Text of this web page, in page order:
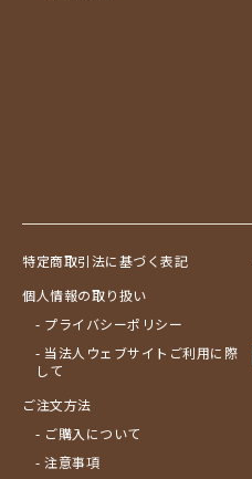
特定商取引法に基づく表記
個人情報の取り扱い
- プライバシーポリシー
- 当法人ウェブサイトご利用に際
して
ご注文方法
- ご購入について
- 注意事項